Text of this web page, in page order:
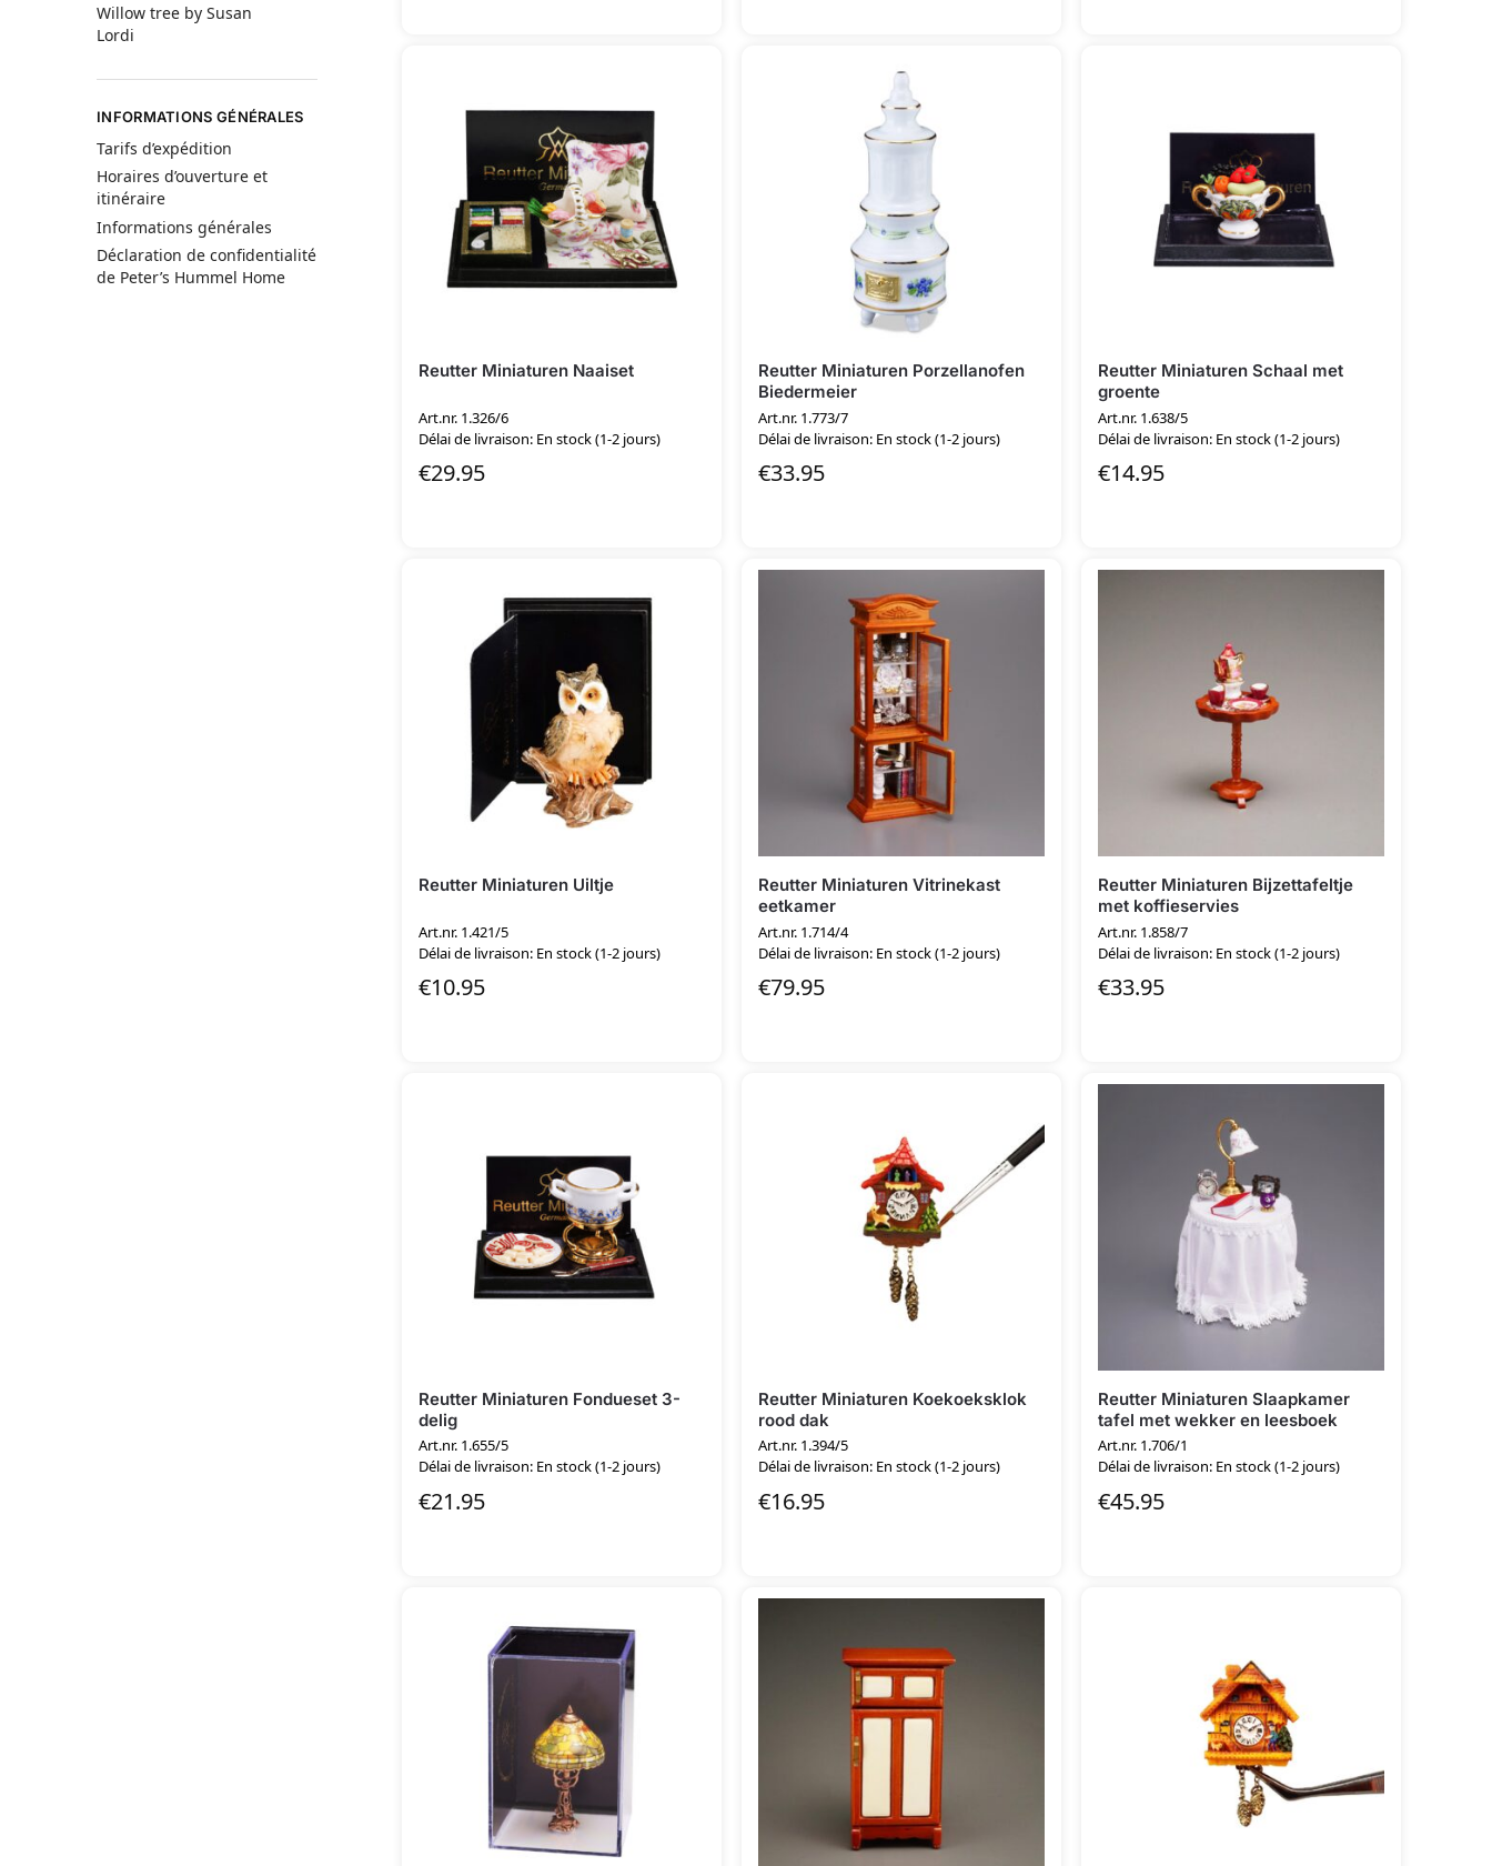
Reutter Miniaturen Naaiset
Art.nr. 1.326/6
Délai de livraison: En stock (1-2 jours)
€29.95
Reutter Miniaturen Porzellanofen
Biedermeier
Art.nr. 1.773/7
Délai de livraison: En stock (1-2 jours)
€33.95
Reutter Miniaturen Schaal met
groente
Art.nr. 1.638/5
Délai de livraison: En stock (1-2 jours)
€14.95
Reutter Miniaturen Uiltje
Art.nr. 1.421/5
Délai de livraison: En stock (1-2 jours)
€10.95
Reutter Miniaturen Vitrinekast
eetkamer
Art.nr. 1.714/4
Délai de livraison: En stock (1-2 jours)
€79.95
Reutter Miniaturen Bijzettafeltje
met koffieservies
Art.nr. 1.858/7
Délai de livraison: En stock (1-2 jours)
€33.95
Reutter Miniaturen Fondueset 3-
delig
Art.nr. 1.655/5
Délai de livraison: En stock (1-2 jours)
€21.95
Reutter Miniaturen Koekoeksklok
rood dak
Art.nr. 1.394/5
Délai de livraison: En stock (1-2 jours)
€16.95
Reutter Miniaturen Slaapkamer
tafel met wekker en leesboek
Art.nr. 1.706/1
Délai de livraison: En stock (1-2 jours)
€45.95
Willow tree by Susan
Lordi
INFORMATIONS GÉNÉRALES
Tarifs d’expédition
Horaires d’ouverture et
itinéraire
Informations générales
Déclaration de confidentialité
de Peter’s Hummel Home